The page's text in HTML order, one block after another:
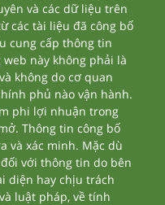
và các dữ liệu trên
các tài liệu đã công bố
cung cấp thông tin
này không phải là
không do cơ quan
phủ nào vận hành.
phi lợi nhuận trong
Thông tin công bố
và xác minh. Mặc dù
với thông tin do bên
diện hay chịu trách
luật pháp, về tính